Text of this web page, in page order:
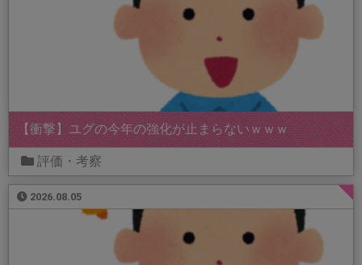
【衝撃】ユグの今年の強化が止まらないｗｗｗ
評価・考察
2026.08.05